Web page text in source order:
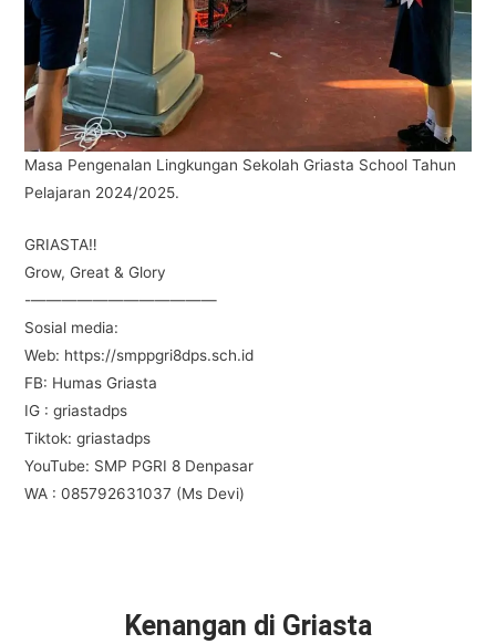
Masa Pengenalan Lingkungan Sekolah Griasta School Tahun
Pelajaran 2024/2025.
GRIASTA‼️
Grow, Great & Glory
-————————————
Sosial media:
Web: https://smppgri8dps.sch.id
FB: Humas Griasta
IG : griastadps
Tiktok: griastadps
YouTube: SMP PGRI 8 Denpasar
WA : 085792631037 (Ms Devi)
Kenangan di Griasta